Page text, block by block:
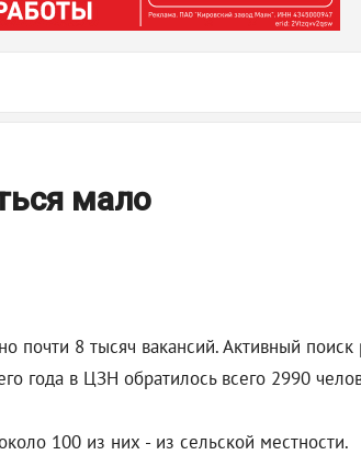
мало
почти 8 тысяч вакансий. Активный поиск
года в ЦЗН обратилось всего 2990
100 из них - из сельской местности.